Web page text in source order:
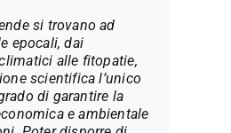
si trovano ad
epocali, dai
alle fitopatie,
scientifica l’unico
di garantire la
e ambientale